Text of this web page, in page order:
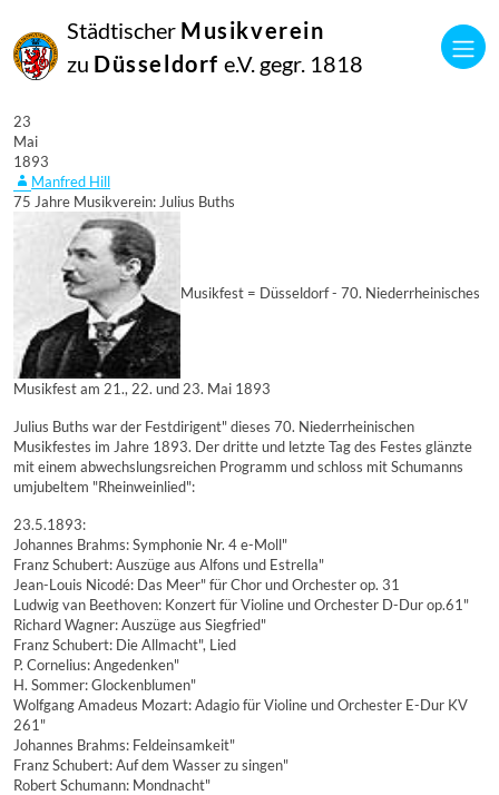
Städtischer Musikverein
zu Düsseldorf e.V. gegr. 1818
23
Mai
1893
Manfred Hill
75 Jahre Musikverein: Julius Buths
Musikfest = Düsseldorf - 70. Niederrheinisches
Musikfest am 21., 22. und 23. Mai 1893
Julius Buths war der Festdirigent" dieses 70. Niederrheinischen
Musikfestes im Jahre 1893. Der dritte und letzte Tag des Festes glänzte
mit einem abwechslungsreichen Programm und schloss mit Schumanns
umjubeltem "Rheinweinlied":
23.5.1893:
Johannes Brahms: Symphonie Nr. 4 e-Moll"
Franz Schubert: Auszüge aus Alfons und Estrella"
Jean-Louis Nicodé: Das Meer" für Chor und Orchester op. 31
Ludwig van Beethoven: Konzert für Violine und Orchester D-Dur op.61"
Richard Wagner: Auszüge aus Siegfried"
Franz Schubert: Die Allmacht", Lied
P. Cornelius: Angedenken"
H. Sommer: Glockenblumen"
Wolfgang Amadeus Mozart: Adagio für Violine und Orchester E-Dur KV
261"
Johannes Brahms: Feldeinsamkeit"
Franz Schubert: Auf dem Wasser zu singen"
Robert Schumann: Mondnacht"